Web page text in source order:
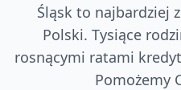
Śląsk to najbardziej
Polski. Tysiące
rosnącymi ratami
Pomożemy